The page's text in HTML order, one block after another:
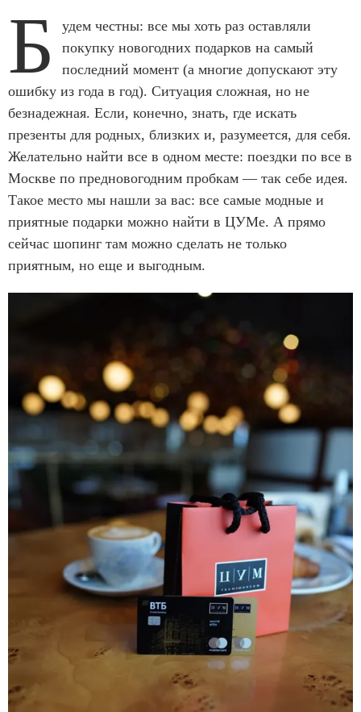
Б
удем честны: все мы хоть раз оставляли
покупку новогодних подарков на самый
последний момент (а многие допускают эту
ошибку из года в год). Ситуация сложная, но не
безнадежная. Если, конечно, знать, где искать
презенты для родных, близких и, разумеется, для себя.
Желательно найти все в одном месте: поездки по все в
Москве по предновогодним пробкам — так себе идея.
Такое место мы нашли за вас: все самые модные и
приятные подарки можно найти в ЦУМе. А прямо
сейчас шопинг там можно сделать не только
приятным, но еще и выгодным.